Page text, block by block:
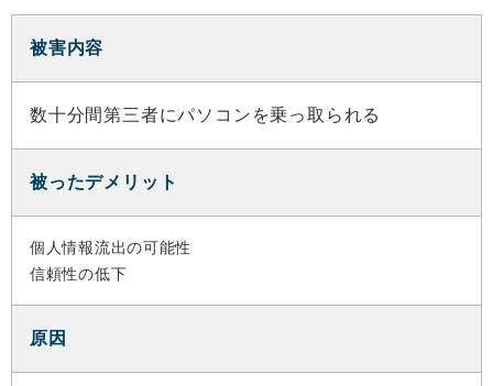
被害内容
数十分間第三者にパソコンを乗っ取られる
被ったデメリット
個人情報流出の可能性
信頼性の低下
原因